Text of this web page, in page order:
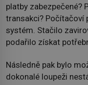
platby zabezpečené?
transakci? Počítačoví
systém. Stačilo
podařilo získat
Následně pak bylo
dokonalé loupeži